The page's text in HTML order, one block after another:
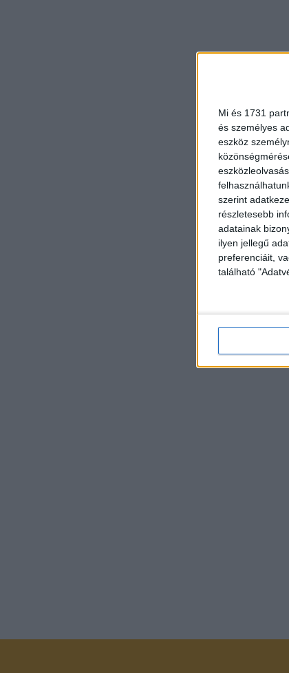
Mi és 1731
és személyes
eszköz
szerint
részletesebb
adatainak
ilyen jellegű
preferenciáit,
található